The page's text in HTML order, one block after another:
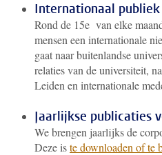
Internationaal publiek
Rond de 15e van elke
mensen een internationale
gaat naar buitenlandse
relaties van de universiteit,
Leiden en internationale
Jaarlijkse publicaties
We brengen jaarlijks de
Deze iste downloaden of te